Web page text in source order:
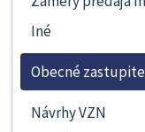
Iné
Obecné
Návrhy VZN